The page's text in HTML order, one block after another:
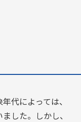
代によっては、
した。しかし、